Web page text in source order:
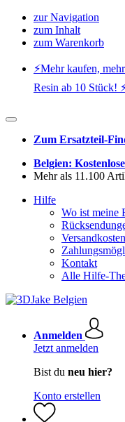
zur Navigation
zum Inhalt
zum Warenkorb
⚡️Mehr kaufen,
Resin ab 10 Stück!
Zum Ersatzteil-
Belgien:
Mehr als 11.100
Hilfe
Wo ist meine
Versandkosten
Kontakt
Alle Hilfe-
Anmelden
Jetzt anmelden
Bist du neu hier?
Konto erstellen